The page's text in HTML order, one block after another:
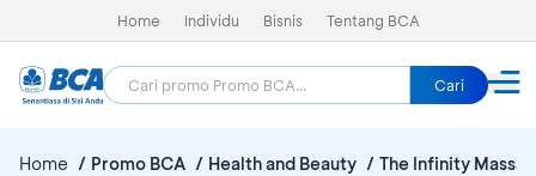
Home Individu Bisnis Tentang BCA
Cari
Home Promo BCA Health and Beauty The Infinity